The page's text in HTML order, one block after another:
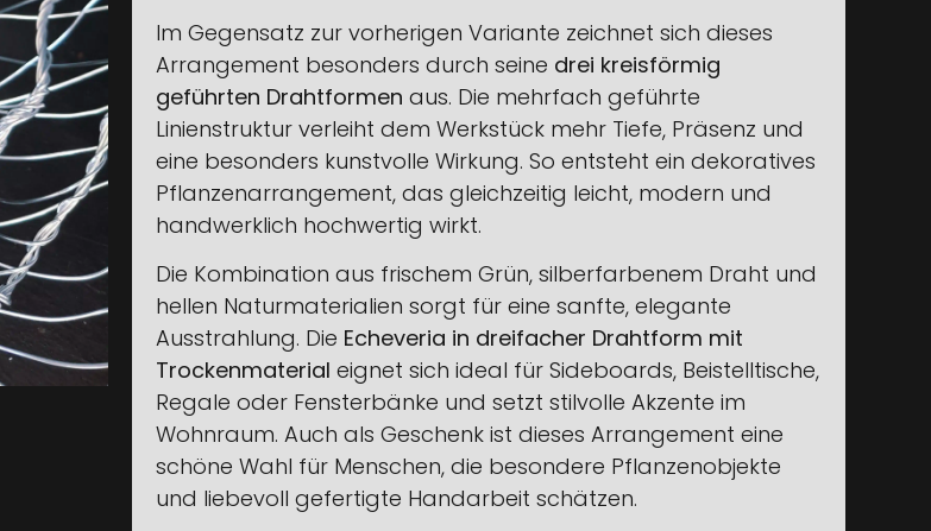
Im Gegensatz zur vorherigen Variante zeichnet sich dieses
Arrangement besonders durch seine drei kreisförmig
geführten Drahtformen aus. Die mehrfach geführte
Linienstruktur verleiht dem Werkstück mehr Tiefe, Präsenz und
eine besonders kunstvolle Wirkung. So entsteht ein dekoratives
Pflanzenarrangement, das gleichzeitig leicht, modern und
handwerklich hochwertig wirkt.
Die Kombination aus frischem Grün, silberfarbenem Draht und
hellen Naturmaterialien sorgt für eine sanfte, elegante
Ausstrahlung. Die Echeveria in dreifacher Drahtform mit
Trockenmaterial eignet sich ideal für Sideboards, Beistelltische,
Regale oder Fensterbänke und setzt stilvolle Akzente im
Wohnraum. Auch als Geschenk ist dieses Arrangement eine
schöne Wahl für Menschen, die besondere Pflanzenobjekte
und liebevoll gefertigte Handarbeit schätzen.